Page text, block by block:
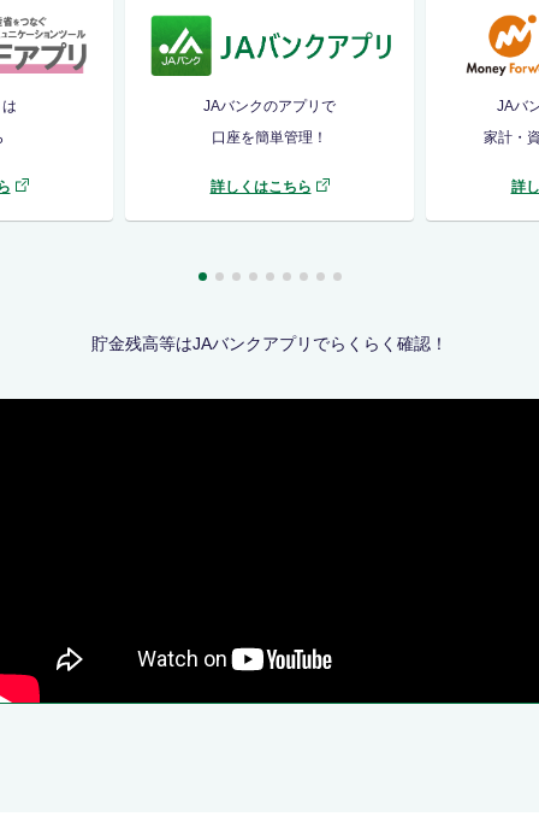
JAバンクのアプリで
口座を簡単管理！
詳しくはこちら
JAバ
家計・
詳
貯金残高等はJAバンクアプリでらくらく確認！